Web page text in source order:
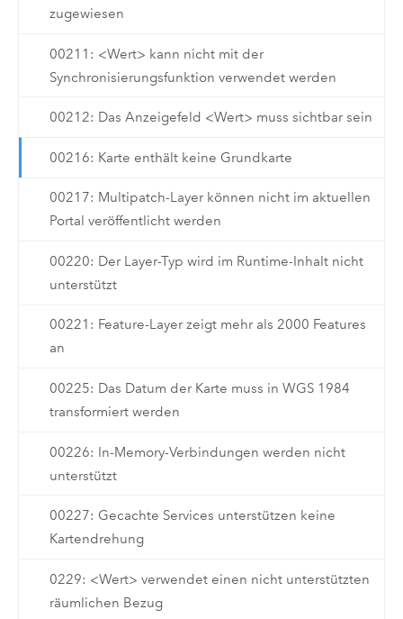
zugewiesen
00211: <Wert> kann nicht mit der
Synchronisierungsfunktion verwendet werden
00212: Das Anzeigefeld <Wert> muss sichtbar sein
00216: Karte enthält keine Grundkarte
00217: Multipatch-Layer können nicht im aktuellen
Portal veröffentlicht werden
00220: Der Layer-Typ wird im Runtime-Inhalt nicht
unterstützt
00221: Feature-Layer zeigt mehr als 2000 Features
an
00225: Das Datum der Karte muss in WGS 1984
transformiert werden
00226: In-Memory-Verbindungen werden nicht
unterstützt
00227: Gecachte Services unterstützen keine
Kartendrehung
0229: <Wert> verwendet einen nicht unterstützten
räumlichen Bezug